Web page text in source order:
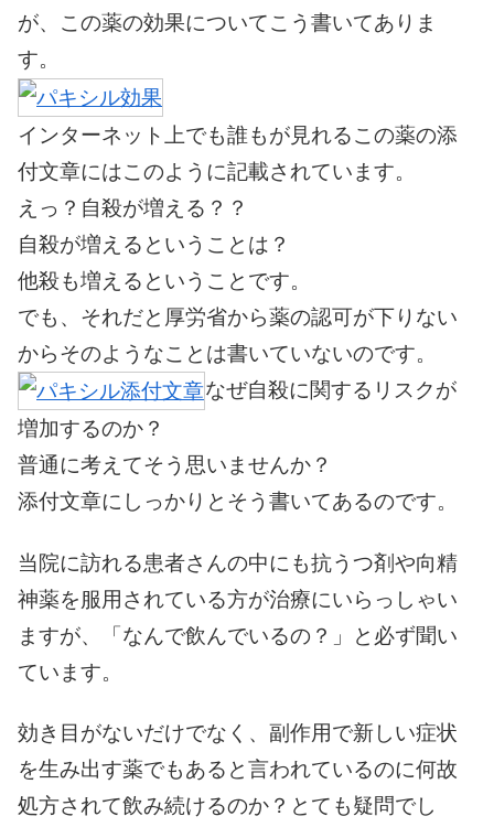
が、この薬の効果についてこう書いてありま
す。
インターネット上でも誰もが見れるこの薬の添
付文章にはこのように記載されています。
えっ？自殺が増える？？
自殺が増えるということは？
他殺も増えるということです。
でも、それだと厚労省から薬の認可が下りない
からそのようなことは書いていないのです。
なぜ自殺に関するリスクが
増加するのか？
普通に考えてそう思いませんか？
添付文章にしっかりとそう書いてあるのです。
当院に訪れる患者さんの中にも抗うつ剤や向精
神薬を服用されている方が治療にいらっしゃい
ますが、「なんで飲んでいるの？」と必ず聞い
ています。
効き目がないだけでなく、副作用で新しい症状
を生み出す薬でもあると言われているのに何故
処方されて飲み続けるのか？とても疑問でし